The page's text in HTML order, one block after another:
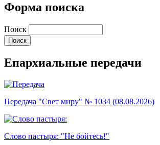
Форма поиска
Поиск
Епархиальные передачи
Передача "Свет миру" № 1034 (08.08.2026)
Слово пастыря: "Не бойтесь!"